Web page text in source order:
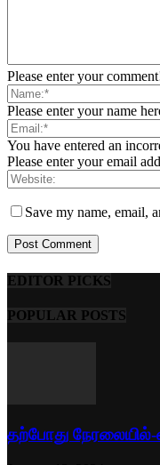
Please enter your
Please enter your name
You have entered an
Please enter your email
Save my name, email,
EDITOR PICKS
POPULAR POSTS
தற்போது நேரலையில்-